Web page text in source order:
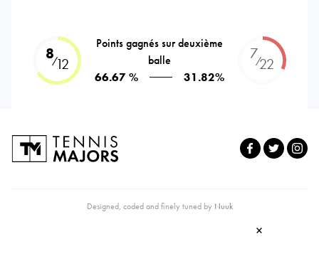
8⁄12
Points gagnés sur deuxième
balle
66.67 %
31.82%
7⁄22
Designed, coded and finely tuned by Nuuk
×